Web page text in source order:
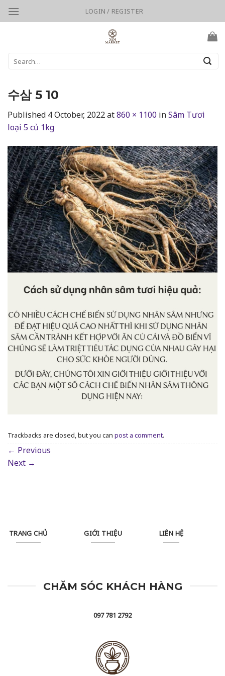
Skip
LOGIN / REGISTER
for:
수삼 5 10
Published 4 October, 2022at860 × 1100 inSâm Tươi
loại 5 củ 1kg
Trackbacks are closed, but you can post a comment.
← Previous
Next →
TRANG CHỦ GIỚI THIỆU LIÊN HỆ
CHĂM SÓC KHÁCH HÀNG
097 781 2792